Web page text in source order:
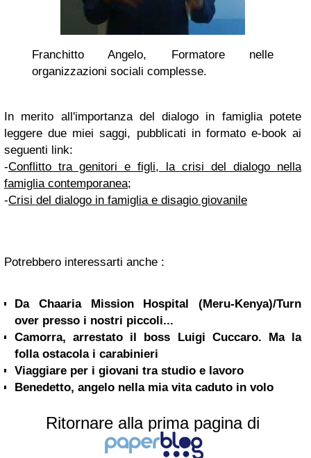
Franchitto Angelo, Formatore nelle
organizzazioni sociali complesse.
In merito all'importanza del dialogo in famiglia potete
leggere due miei saggi, pubblicati in formato e-book ai
seguenti link:
-Conflitto tra genitori e figli, la crisi del dialogo nella
famiglia contemporanea;
-Crisi del dialogo in famiglia e disagio giovanile
Potrebbero interessarti anche :
Da Chaaria Mission Hospital (Meru-Kenya)/Turn
over presso i nostri piccoli...
Camorra, arrestato il boss Luigi Cuccaro. Ma la
folla ostacola i carabinieri
Viaggiare per i giovani tra studio e lavoro
Benedetto, angelo nella mia vita caduto in volo
Ritornare alla prima pagina di